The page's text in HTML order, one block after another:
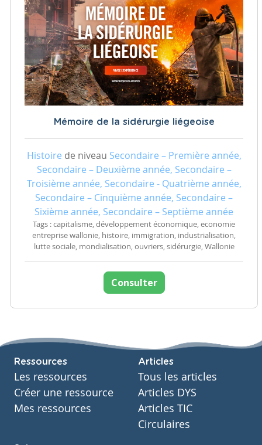
Mémoire de la sidérurgie liégeoise
Histoire de niveau Secondaire – Première année,
Secondaire – Deuxième année, Secondaire –
Troisième année, Secondaire - Quatrième année,
Secondaire – Cinquième année, Secondaire –
Sixième année, Secondaire – Septième année
Tags : capitalisme, développement économique, economie
entreprise wallonie, histoire, immigration, industrialisation,
lutte sociale, mondialisation, ouvriers, sidérurgie, Wallonie
Consulter
Ressources
Les ressources
Créer une ressource
Mes ressources
Articles
Tous les articles
Articles DYS
Articles TIC
Circulaires